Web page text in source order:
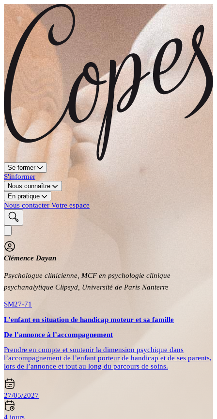
Se former
S'informer
Nous connaître
En pratique
Nous contacter Votre espace
Clémence Dayan
Psychologue clinicienne, MCF en psychologie clinique
psychanalytique Clipsyd, Université de Paris Nanterre
SM27-71
L’enfant en situation de handicap moteur et sa famille
De l’annonce à l’accompagnement
Prendre en compte et soutenir la dimension psychique dans
l’accompagnement de l’enfant porteur de handicap et de ses parents,
lors de l’annonce et tout au long du parcours de soins.
27/05/2027
4 jours